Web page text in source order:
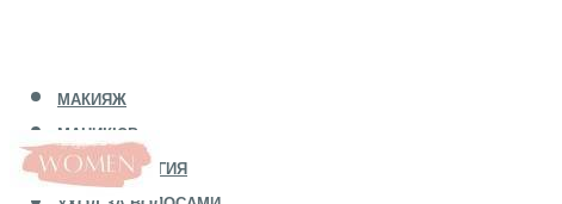
МАКИЯЖ
МАНИКЮР
КОСМЕТОЛОГИЯ